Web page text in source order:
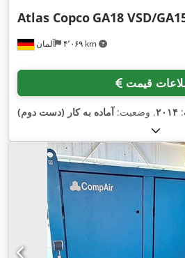
آلمان ۴٬۰۶۹ km
Atlas Copco GA18 VSD/
قیمت
۲۰۱۴, وضعیت:آماده به کار (دست دوم)